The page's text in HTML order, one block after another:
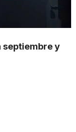
septiembre y